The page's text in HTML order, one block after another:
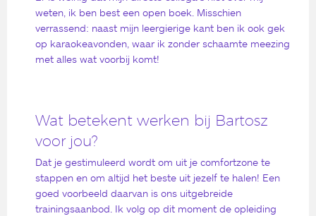
weten, ik ben best een open boek. Misschien
verrassend: naast mijn leergierige kant ben ik ook gek
op karaokeavonden, waar ik zonder schaamte meezing
met alles wat voorbij komt!
Wat betekent werken bij Bartosz
voor jou?
Dat je gestimuleerd wordt om uit je comfortzone te
stappen en om altijd het beste uit jezelf te halen! Een
goed voorbeeld daarvan is ons uitgebreide
trainingsaanbod. Ik volg op dit moment de opleiding